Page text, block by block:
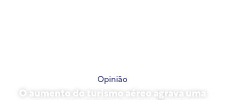
Opinião
O aumento do turismo aéreo agrava uma